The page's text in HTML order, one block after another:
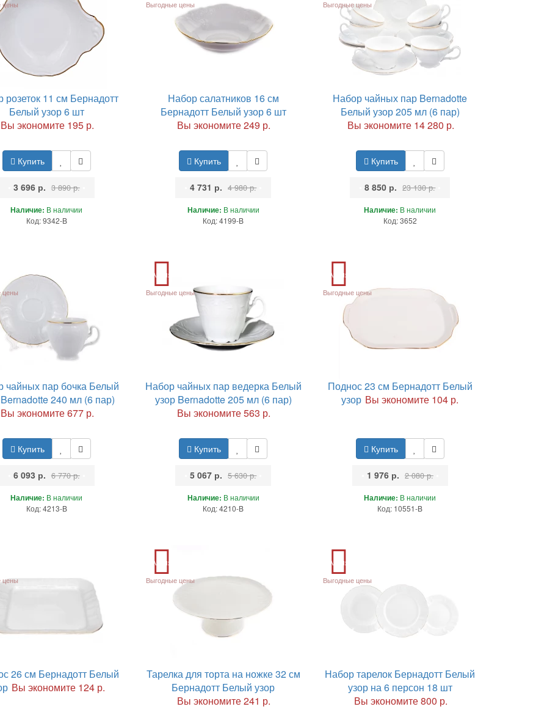
цены
розеток 11 см Бернадотт
Белый узор 6 шт
Вы экономите 195 р.
Купить
3 696 р. 3 890 р.
Наличие: В наличии
Код: 9342-B
Выгодные цены
Набор салатников 16 см
Бернадотт Белый узор 6 шт
Вы экономите 249 р.
Купить
4 731 р. 4 980 р.
Наличие: В наличии
Код: 4199-B
Выгодные цены
Набор чайных пар Bernadotte
Белый узор 205 мл (6 пар)
Вы экономите 14 280 р.
Купить
8 850 р. 23 130 р.
Наличие: В наличии
Код: 3652
цены
чайных пар бочка Белый
240 мл (6 пар)
Вы экономите 677 р.
Купить
6 093 р. 6 770 р.
Наличие: В наличии
Код: 4213-B
Акция
Выгодные цены
Набор чайных пар ведерка Белый
узор Bernadotte 205 мл (6 пар)
Вы экономите 563 р.
Купить
5 067 р. 5 630 р.
Наличие: В наличии
Код: 4210-B
Акция
Выгодные цены
Поднос 23 см Бернадотт Белый
узор Вы экономите 104 р.
Купить
1 976 р. 2 080 р.
Наличие: В наличии
Код: 10551-B
цены
26 см Бернадотт Белый
Вы экономите 124 р.
Акция
Выгодные цены
Тарелка для торта на ножке 32 см
Бернадотт Белый узор
Вы экономите 241 р.
Акция
Выгодные цены
Набор тарелок Бернадотт Белый
узор на 6 персон 18 шт
Вы экономите 800 р.